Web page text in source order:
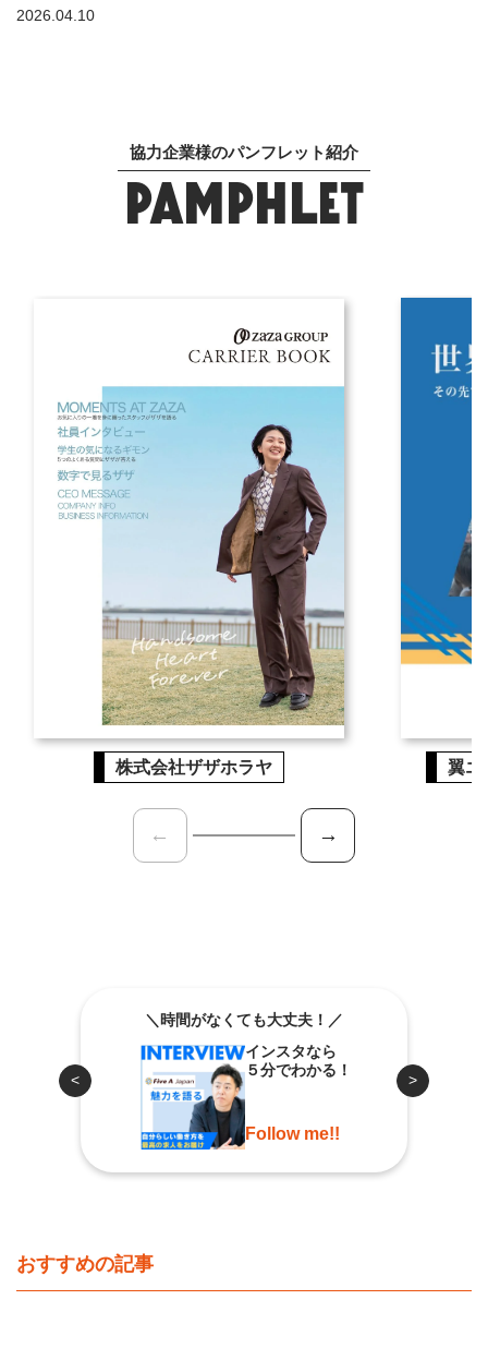
2026.04.10
協力企業様のパンフレット紹介
PAMPHLET
株式会社ザザホラヤ 翼エ
← →
＼時間がなくても大丈夫！／
インスタなら
５分でわかる！
Follow me!!
< >
おすすめの記事